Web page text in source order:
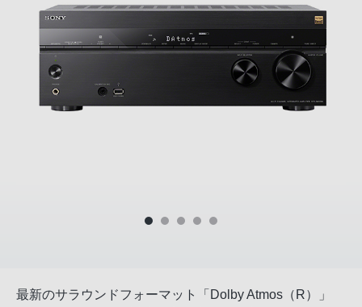
最新のサラウンドフォーマット「Dolby Atmos（R）」